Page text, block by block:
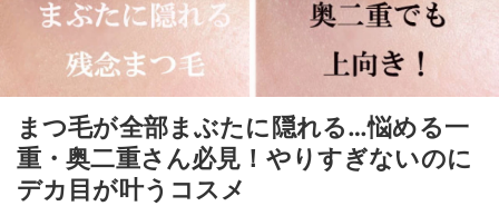
まつ毛が全部まぶたに隠れる…悩める一
重・奥二重さん必見！やりすぎないのに
デカ目が叶うコスメ